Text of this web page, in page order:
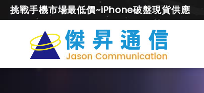
挑戰手機市場最低價~iPhone破盤現貨供應